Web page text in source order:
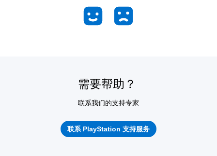
需要帮助？
联系我们的支持专家
联系 PlayStation 支持服务